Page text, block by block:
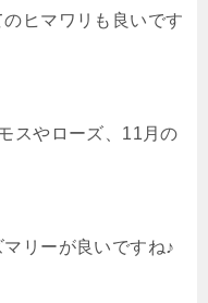
ヒマワリも良いです
スやローズ、11月の
リーが良いですね♪